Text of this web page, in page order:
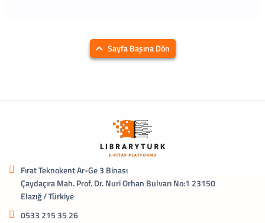
Sayfa Başına Dön
Fırat Teknokent Ar-Ge 3 Binası
Çaydaçıra Mah. Prof. Dr. Nuri Orhan Bulvarı No:1 23150
Elazığ / Türkiye
0533 215 35 26